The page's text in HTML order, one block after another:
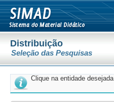
Distribuição
Seleção das Pesquisas
Clique na entidade